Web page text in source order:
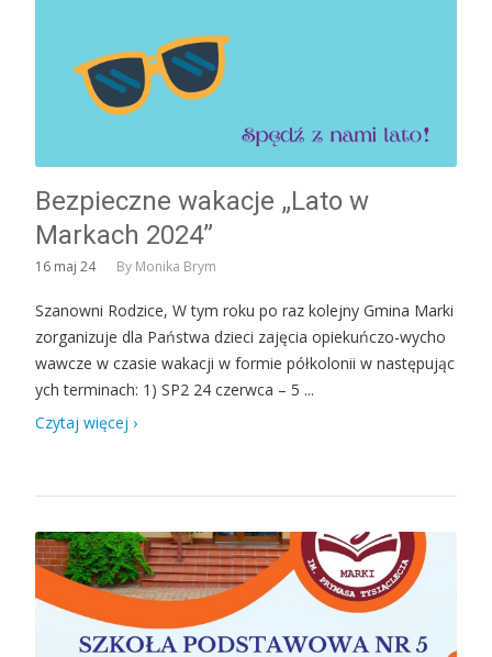
Bezpieczne wakacje „Lato w
Markach 2024”
16 maj 24 By Monika Brym
Szanowni Rodzice, W tym roku po raz kolejny Gmina Marki
zorganizuje dla Państwa dzieci zajęcia opiekuńczo-wycho
wawcze w czasie wakacji w formie półkolonii w następując
ych terminach: 1) SP2 24 czerwca – 5 ...
Czytaj więcej ›